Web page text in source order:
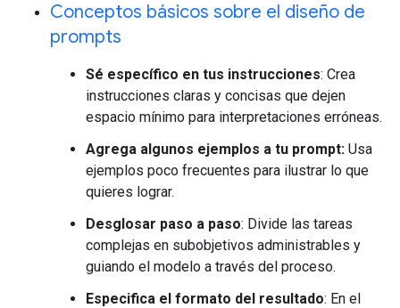
Conceptos básicos sobre el diseño de
prompts
Sé específico en tus instrucciones: Crea
instrucciones claras y concisas que dejen
espacio mínimo para interpretaciones erróneas.
Agrega algunos ejemplos a tu prompt: Usa
ejemplos poco frecuentes para ilustrar lo que
quieres lograr.
Desglosar paso a paso: Divide las tareas
complejas en subobjetivos administrables y
guiando el modelo a través del proceso.
Especifica el formato del resultado: En el